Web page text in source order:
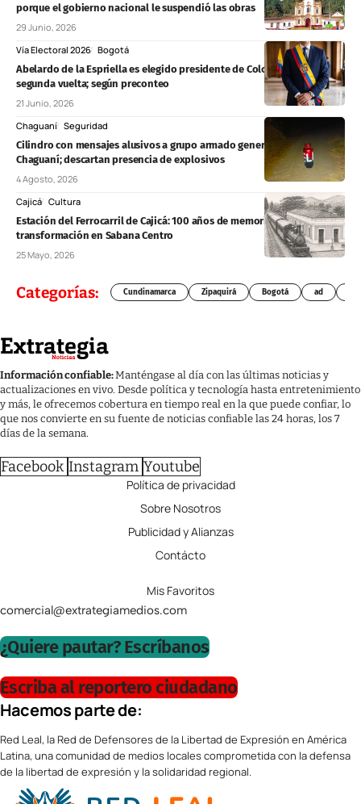
porque el gobierno nacional le suspendió las obras
29 Junio, 2026
Vía Electoral 2026 Bogotá
Abelardo de la Espriella es elegido presidente de Colombia en
segunda vuelta; según preconteo
21 Junio, 2026
Chaguaní Seguridad
Cilindro con mensajes alusivos a grupo armado genera alerta en
Chaguaní; descartan presencia de explosivos
4 Agosto, 2026
Cajicá Cultura
Estación del Ferrocarril de Cajicá: 100 años de memoria, patrimonio y
transformación en Sabana Centro
25 Mayo, 2026
Categorías: Cundinamarca Zipaquirá Bogotá ad
Información confiable:Manténgase al día con las últimas noticias y
actualizaciones en vivo. Desde política y tecnología hasta entretenimiento
y más, le ofrecemos cobertura en tiempo real en la que puede confiar, lo
que nos convierte en su fuente de noticias confiable las 24 horas, los 7
días de la semana.
Facebook Instagram Youtube
Política de privacidad
Sobre Nosotros
Publicidad y Alianzas
Contácto
Mis Favoritos
comercial@extrategiamedios.com
¿Quiere pautar? Escríbanos
Escriba al reportero ciudadano
Hacemos parte de:
Red Leal, la Red de Defensores de la Libertad de Expresión en América
Latina, una comunidad de medios locales comprometida con la defensa
de la libertad de expresión y la solidaridad regional.